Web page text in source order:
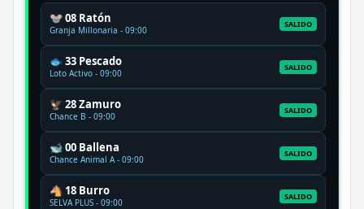
🐭 08 Ratón
Granja Millonaria - 09:00
SALIDO
🐟 33 Pescado
Loto Activo - 09:00
SALIDO
🦅 28 Zamuro
Chance B - 09:00
SALIDO
🐋 00 Ballena
Chance Animal A - 09:00
SALIDO
🐴 18 Burro
SELVA PLUS - 09:00
SALIDO